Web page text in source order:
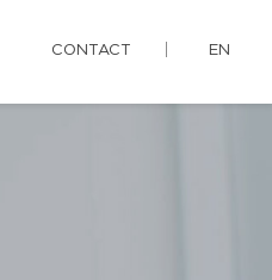
CONTACT EN